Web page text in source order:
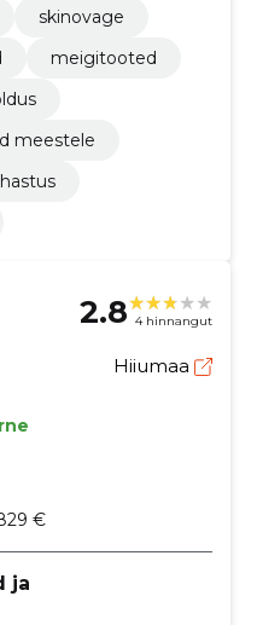
skinovage
meigitooted
meestele
2.8 4 hinnangut
Hiiumaa
€
ja